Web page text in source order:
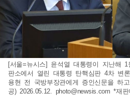
[서울=뉴시스] 윤석열 대통령이 지난해
판소에서 열린 대통령 탄핵심판 4차 변
용현 전 국방부장관에게 증인신문을 하
공) 2026.05.12. photo@newsis.com *재